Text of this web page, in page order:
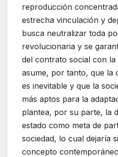
reproducción
estrecha vinculación y
busca neutralizar toda
revolucionaria y se
del contrato social con la
asume, por tanto, que la
es inevitable y que la
más aptos para la
plantea, por su parte, la
estado como meta de
sociedad, lo cual dejaría
concepto